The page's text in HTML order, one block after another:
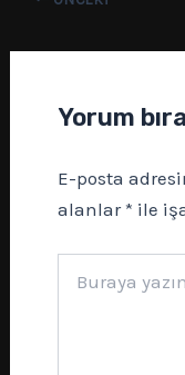
Yorum
E-posta
alanlar* ile
yazın..